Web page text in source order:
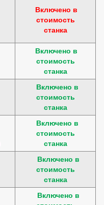
Включено в
стоимость
станка
Включено в
стоимость
станка
Включено в
стоимость
станка
Включено в
стоимость
станка
Включено в
стоимость
станка
Включено в